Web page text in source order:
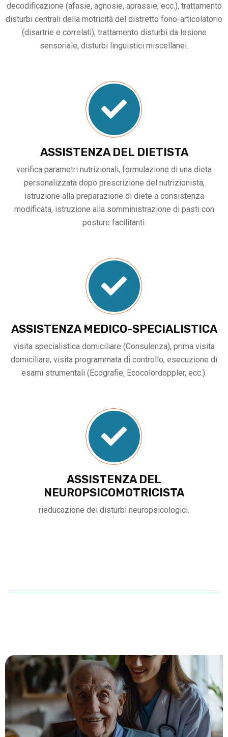
decodificazione (afasie, agnosie, aprassie, ecc.), trattamento
disturbi centrali della motricità del distretto fono-articolatorio
(disartrie e correlati), trattamento disturbi da lesione
sensoriale, disturbi linguistici miscellanei.
ASSISTENZA DEL DIETISTA
verifica parametri nutrizionali, formulazione di una dieta
personalizzata dopo prescrizione del nutrizionista,
istruzione alla preparazione di diete a consistenza
modificata, istruzione alla somministrazione di pasti con
posture facilitanti.
ASSISTENZA MEDICO-SPECIALISTICA
visita specialistica domiciliare (Consulenza), prima visita
domiciliare, visita programmata di controllo, esecuzione di
esami strumentali (Ecografie, Ecocolordoppler, ecc.).
ASSISTENZA DEL
NEUROPSICOMOTRICISTA
rieducazione dei disturbi neuropsicologici.